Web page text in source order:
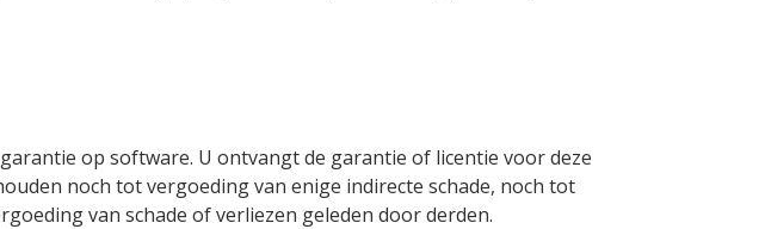
op software. U ontvangt de garantie of licentie voor deze
noch tot vergoeding van enige indirecte schade, noch tot
van schade of verliezen geleden door derden.